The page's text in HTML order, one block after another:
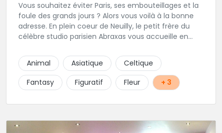
Vous souhaitez éviter Paris, ses embouteillages et la
foule des grands jours ? Alors vous voilà à la bonne
adresse. En plein coeur de Neuilly, le petit frère du
célèbre studio parisien Abraxas vous accueille en
triés sur le volet pour vous offrir un large choix de
styles avec une qualité et une créativité
irréprochables.
Animal Asiatique
Celtique
Fantasy
Figuratif Fleur + 3